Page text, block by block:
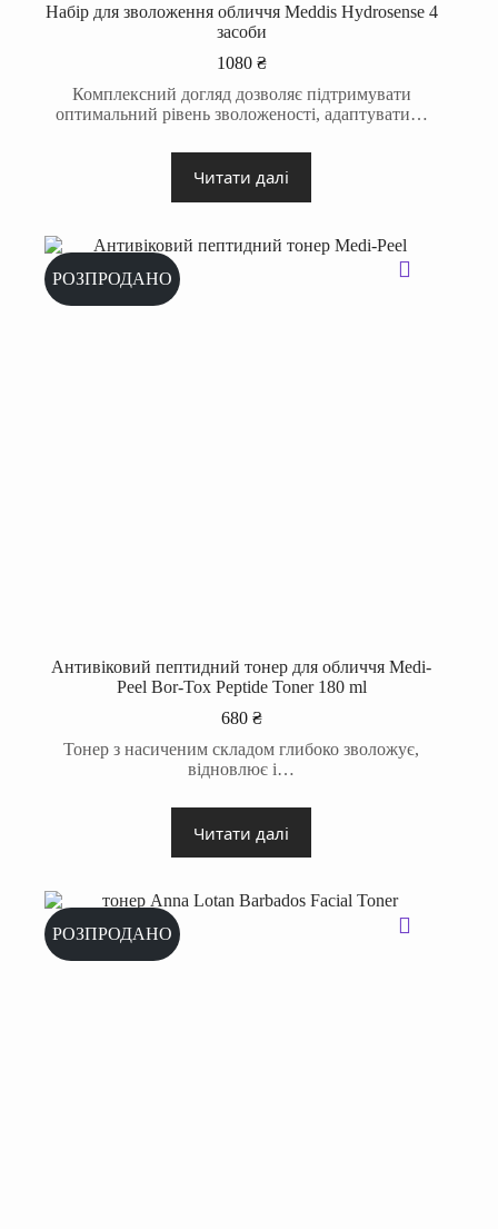
Набір для зволоження обличчя Meddis Hydrosense 4
засоби
1080 ₴
Комплексний догляд дозволяє підтримувати
оптимальний рівень зволоженості, адаптувати…
Читати далі
РОЗПРОДАНО
Антивіковий пептидний тонер для обличчя Medi-
Peel Bor-Tox Peptide Toner 180 ml
680 ₴
Тонер з насиченим складом глибоко зволожує,
відновлює і…
Читати далі
РОЗПРОДАНО